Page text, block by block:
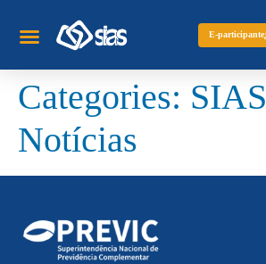
E-participante
Categories: SIAS
Notícias